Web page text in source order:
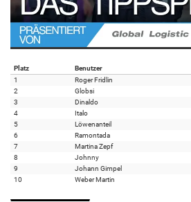
Platz Benutzer
1
Roger Fridlin
2
Globsi
3
Dinaldo
4
Italo
5
Löwenanteil
6
Ramontada
7
Martina Zepf
8
Johnny
9
Johann Gimpel
10
Weber Martin